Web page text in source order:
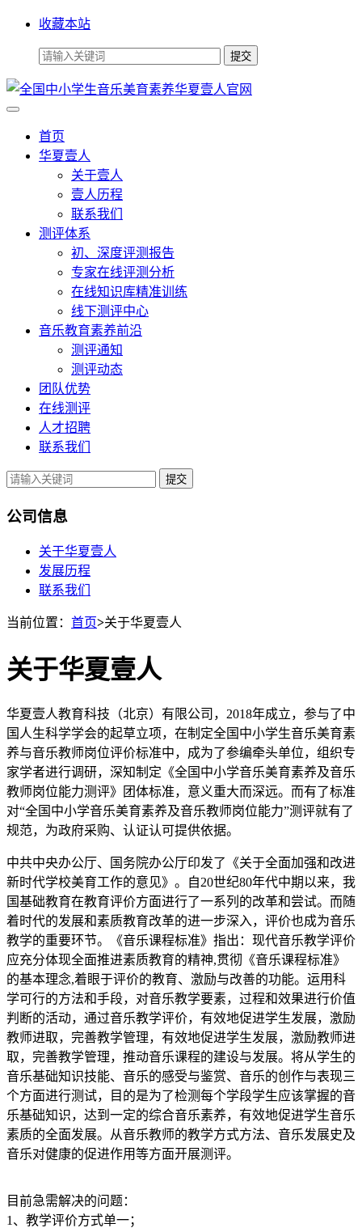
收藏本站
首页
华夏壹人
关于壹人
壹人历程
联系我们
测评体系
初、深度评测报告
专家在线评测分析
在线知识库精准训练
线下测评中心
音乐教育素养前沿
测评通知
测评动态
团队优势
在线测评
人才招聘
联系我们
提交
公司信息
关于华夏壹人
发展历程
联系我们
当前位置： 首页>关于华夏壹人
关于华夏壹人
华夏壹人教育科技（北京）有限公司，2018年成立，参与了中
国人生科学学会的起草立项，在制定全国中小学生音乐美育素
养与音乐教师岗位评价标准中，成为了参编牵头单位，组织专
家学者进行调研，深知制定《全国中小学音乐美育素养及音乐
教师岗位能力测评》团体标准，意义重大而深远。而有了标准
对“全国中小学音乐美育素养及音乐教师岗位能力”测评就有了
规范，为政府采购、认证认可提供依据。
中共中央办公厅、国务院办公厅印发了《关于全面加强和改进
新时代学校美育工作的意见》。自20世纪80年代中期以来，我
国基础教育在教育评价方面进行了一系列的改革和尝试。而随
着时代的发展和素质教育改革的进一步深入，评价也成为音乐
教学的重要环节。《音乐课程标准》指出：现代音乐教学评价
应充分体现全面推进素质教育的精神,贯彻《音乐课程标准》
的基本理念,着眼于评价的教育、激励与改善的功能。运用科
学可行的方法和手段，对音乐教学要素，过程和效果进行价值
判断的活动，通过音乐教学评价，有效地促进学生发展，激励
教师进取，完善教学管理，有效地促进学生发展，激励教师进
取，完善教学管理，推动音乐课程的建设与发展。将从学生的
音乐基础知识技能、音乐的感受与鉴赏、音乐的创作与表现三
个方面进行测试，目的是为了检测每个学段学生应该掌握的音
乐基础知识，达到一定的综合音乐素养，有效地促进学生音乐
素质的全面发展。从音乐教师的教学方式方法、音乐发展史及
音乐对健康的促进作用等方面开展测评。
目前急需解决的问题：
1、教学评价方式单一；